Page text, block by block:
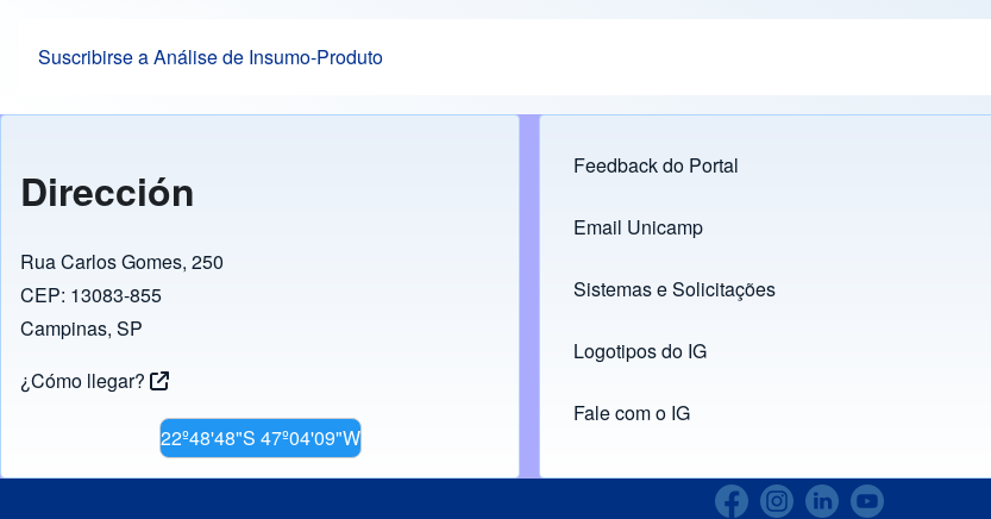
Suscribirse a Análise de Insumo-Produto
Dirección
Rua Carlos Gomes, 250
CEP: 13083-855
Campinas, SP
¿Cómo llegar?
22º48'48"S 47º04'09"W
Footer menu
Feedback do Portal
Links
Email Unicamp
(opens in new tab)
Sistemas e Solicitações
(opens in new tab)
Logotipos do IG
(opens in new tab)
Fale com o IG